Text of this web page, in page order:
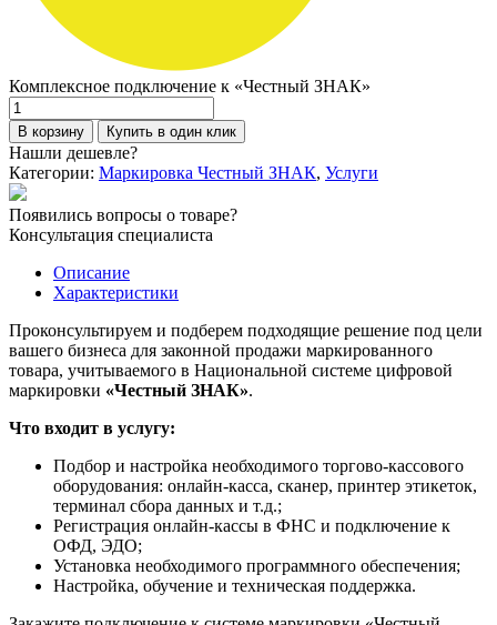
Комплексное подключение к «Честный ЗНАК»
Количество
товара
Комплексное
подключение
к
«Честный
ЗНАК»
В корзину Купить в один клик
Нашли дешевле?
Категории: Маркировка Честный ЗНАК, Услуги
Появились вопросы о товаре?
Консультация специалиста
Описание
Характеристики
Проконсультируем и подберем подходящие решение под цели
вашего бизнеса для законной продажи маркированного
товара, учитываемого в Национальной системе цифровой
маркировки «Честный ЗНАК».
Что входит в услугу:
Подбор и настройка необходимого торгово-кассового
оборудования: онлайн-касса, сканер, принтер этикеток,
терминал сбора данных и т.д.;
Регистрация онлайн-кассы в ФНС и подключение к
ОФД, ЭДО;
Установка необходимого программного обеспечения;
Настройка, обучение и техническая поддержка.